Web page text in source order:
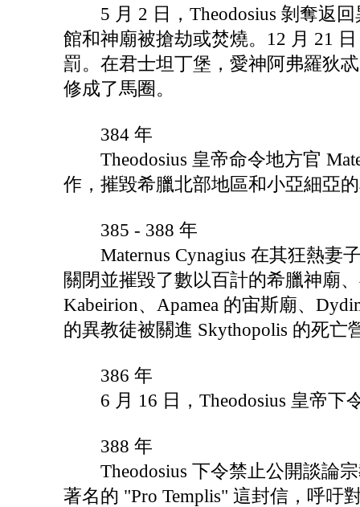
5 月 2 日，Theodosius 剝奪返回
館和神廟被搶劫或焚燒。12 月 21
罰。在君士坦丁堡，愛神阿弗羅狄
修成了馬圈。
384 年
Theodosius 皇帝命令地方官
作，摧毀希臘北部地區和小亞細亞
385 - 388 年
Maternus Cynagius 在其狂熱妻
關閉並摧毀了數以百計的希臘神廟
Kabeirion、Apamea 的宙斯廟、
的異教徒被關進 Skythopolis 的死亡
386 年
6 月 16 日，Theodosius 皇帝下
388 年
Theodosius 下令禁止公開談論宗
著名的 "Pro Templis" 這封信，呼吁